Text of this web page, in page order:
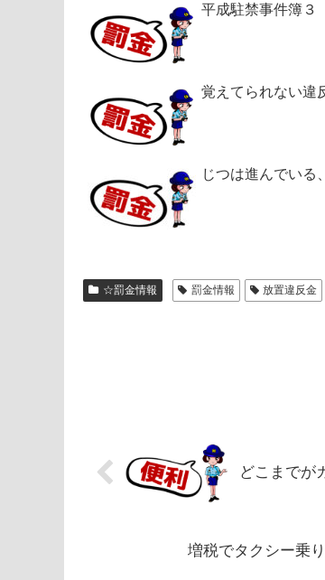
平成駐禁事件簿３
覚えてられない
じつは進んでいる
☆罰金情報 罰金情報 放置違反金
どこまでが
増税でタクシー乗